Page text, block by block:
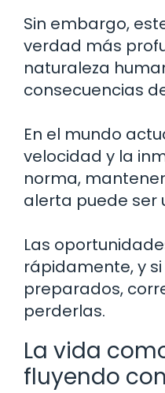
Sin embargo,
verdad más
naturaleza
consecuencias
En el mundo
velocidad y la
norma,
alerta puede ser
Las
rápidamente, y
preparados,
perderlas.
La vida
fluyendo